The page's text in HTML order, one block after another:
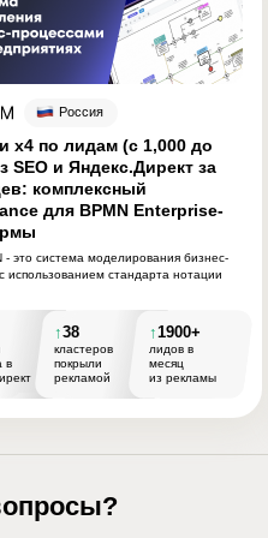
имеют совершенно
бренда (Brand
утверждение,
которое
Proposition)
либо клиенту, а не
позиционировании
отразить
Миссия
это между ними
иметь чётко
х4 по лидам (с 1,000 до
SEO и Яндекс.Директ за
комплексный
для BPMN Enterprise-
- это система моделирования бизнес-
использованием стандарта нотации
Россия
↑1900+
в
кластеров
покрыли
рекламой
лидов в
месяц
из рекламы
↑38